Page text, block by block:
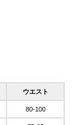
ウエスト
80-100